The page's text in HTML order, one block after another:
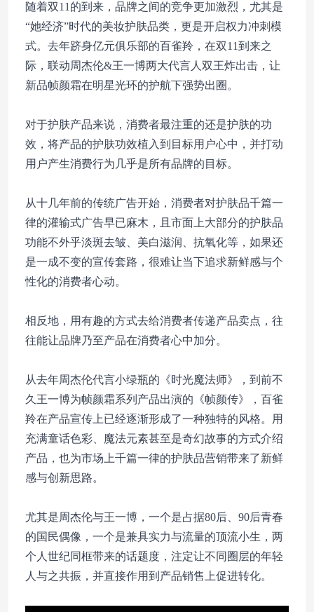
随着双11的到来，品牌之间的竞争更加激烈，尤其是
“她经济”时代的美妆护肤品类，更是开启权力冲刺模
式。去年跻身亿元俱乐部的百雀羚，在双11到来之
际，联动周杰伦&王一博两大代言人双王炸出击，让
新品帧颜霜在明星光环的护航下强势出圈。
对于护肤产品来说，消费者最注重的还是护肤的功
效，将产品的护肤功效植入到目标用户心中，并打动
用户产生消费行为几乎是所有品牌的目标。
从十几年前的传统广告开始，消费者对护肤品千篇一
律的灌输式广告早已麻木，且市面上大部分的护肤品
功能不外乎淡斑去皱、美白滋润、抗氧化等，如果还
是一成不变的宣传套路，很难让当下追求新鲜感与个
性化的消费者心动。
相反地，用有趣的方式去给消费者传递产品卖点，往
往能让品牌乃至产品在消费者心中加分。
从去年周杰伦代言小绿瓶的《时光魔法师》，到前不
久王一博为帧颜霜系列产品出演的《帧颜传》，百雀
羚在产品宣传上已经逐渐形成了一种独特的风格。用
充满童话色彩、魔法元素甚至是奇幻故事的方式介绍
产品，也为市场上千篇一律的护肤品营销带来了新鲜
感与创新思路。
尤其是周杰伦与王一博，一个是占据80后、90后青春
的国民偶像，一个是兼具实力与流量的顶流小生，两
个人世纪同框带来的话题度，注定让不同圈层的年轻
人与之共振，并直接作用到产品销售上促进转化。